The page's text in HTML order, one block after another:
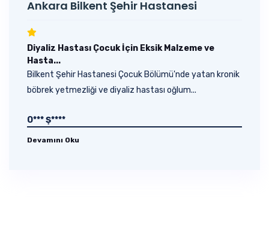
Ankara Bilkent Şehir Hastanesi
Diyaliz Hastası Çocuk İçin Eksik Malzeme ve
Hasta...
Bilkent Şehir Hastanesi Çocuk Bölümü'nde yatan kronik
böbrek yetmezliği ve diyaliz hastası oğlum...
O*** Ş****
Devamını Oku